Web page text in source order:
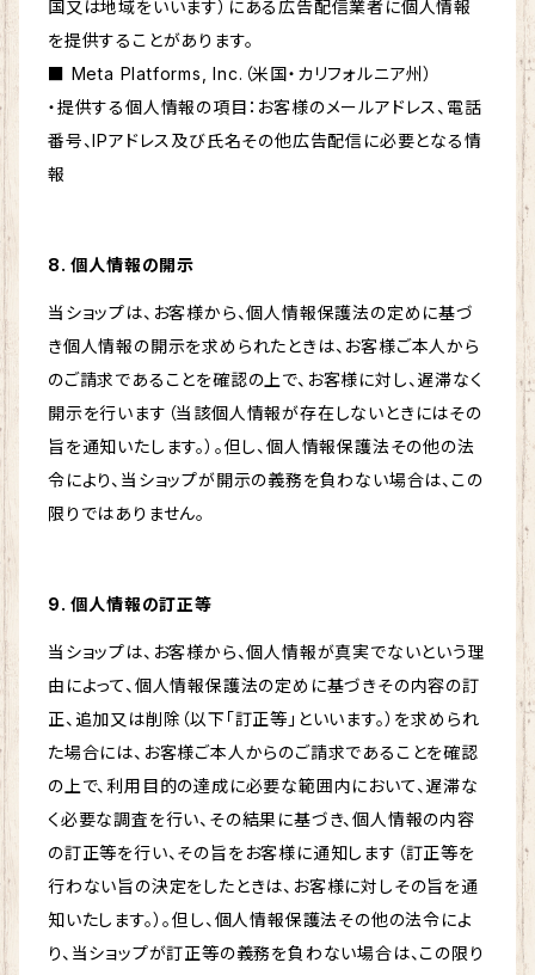
国又は地域をいいます）にある広告配信業者に個人情報
を提供することがあります。
■ Meta Platforms, Inc.（米国・カリフォルニア州）
・提供する個人情報の項目：お客様のメールアドレス、電話
番号、IPアドレス及び氏名その他広告配信に必要となる情
報
8. 個人情報の開示
当ショップは、お客様から、個人情報保護法の定めに基づ
き個人情報の開示を求められたときは、お客様ご本人から
のご請求であることを確認の上で、お客様に対し、遅滞なく
開示を行います（当該個人情報が存在しないときにはその
旨を通知いたします。）。但し、個人情報保護法その他の法
令により、当ショップが開示の義務を負わない場合は、この
限りではありません。
9. 個人情報の訂正等
当ショップは、お客様から、個人情報が真実でないという理
由によって、個人情報保護法の定めに基づきその内容の訂
正、追加又は削除（以下「訂正等」といいます。）を求められ
た場合には、お客様ご本人からのご請求であることを確認
の上で、利用目的の達成に必要な範囲内において、遅滞な
く必要な調査を行い、その結果に基づき、個人情報の内容
の訂正等を行い、その旨をお客様に通知します（訂正等を
行わない旨の決定をしたときは、お客様に対しその旨を通
知いたします。）。但し、個人情報保護法その他の法令によ
り、当ショップが訂正等の義務を負わない場合は、この限り